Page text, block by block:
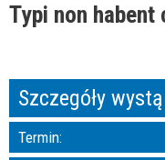
Typi non
Szczegóły
Termin: